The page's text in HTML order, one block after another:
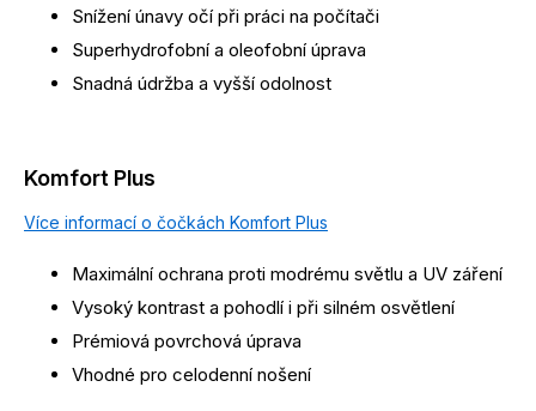
Snížení únavy očí při práci na počítači
Superhydrofobní a oleofobní úprava
Snadná údržba a vyšší odolnost
Komfort Plus
Více informací o čočkách Komfort Plus
Maximální ochrana proti modrému světlu a UV záření
Vysoký kontrast a pohodlí i při silném osvětlení
Prémiová povrchová úprava
Vhodné pro celodenní nošení